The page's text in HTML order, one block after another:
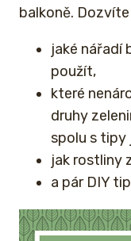
balkoně. Dozvíte
jaké nářadí
použít,
které
druhy
spolu s tipy
jak rostliny
a pár DIY